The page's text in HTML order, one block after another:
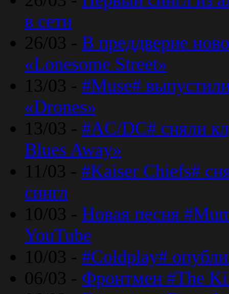
в сети
26/03 - В преддверие
«Lonesome Street»
13/03 - #Muse#
«Drones»
13/03 - #AC/DC# сняли
Blues Away»
11/03 - #Kaiser Chiefs#
сингл
10/03 - Новая песня
YouTube
10/03 - #Coldplay#
06/03 - Фронтмен #The